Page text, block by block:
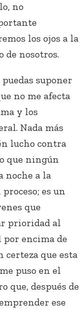
no
los ojos a la
nosotros.
suponer
no me afecta
y los
Nada más
lucho contra
que ningún
noche a la
es un
que
prioridad al
encima de
certeza que esta
puso en el
que, después de
ese